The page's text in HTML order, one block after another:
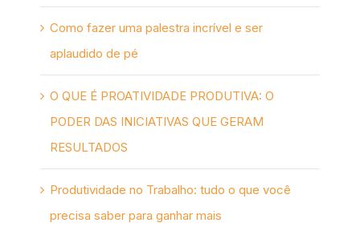
Como fazer uma palestra incrível e ser
aplaudido de pé
O QUE É PROATIVIDADE PRODUTIVA: O
PODER DAS INICIATIVAS QUE GERAM
RESULTADOS
Produtividade no Trabalho: tudo o que você
precisa saber para ganhar mais